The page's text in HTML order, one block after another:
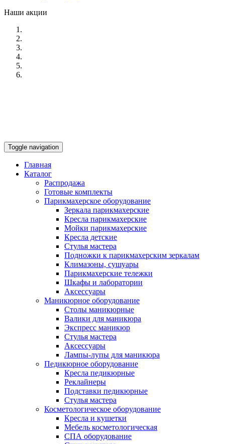
Наши акции
Toggle navigation
Главная
Каталог
Распродажа
Готовые комплекты
Парикмахерское оборудование
Зеркала парикмахерские
Кресла парикмахерские
Мойки парикмахерские
Кресла детские
Стулья мастера
Подножки к парикмахерским зеркалам
Климазоны, сушуары
Парикмахерские тележки
Шкафы и лаборатории
Аксессуары
Маникюрное оборудование
Столы маникюрные
Валики для маникюра
Экспресс маникюр
Стулья мастера
Аксессуары
Лампы-лупы для маникюра
Педикюрное оборудование
Кресла педикюрные
Реклайнеры
Подставки педикюрные
Стулья мастера
Косметологическое оборудование
Кресла и кушетки
Мебель косметологическая
СПА оборудование